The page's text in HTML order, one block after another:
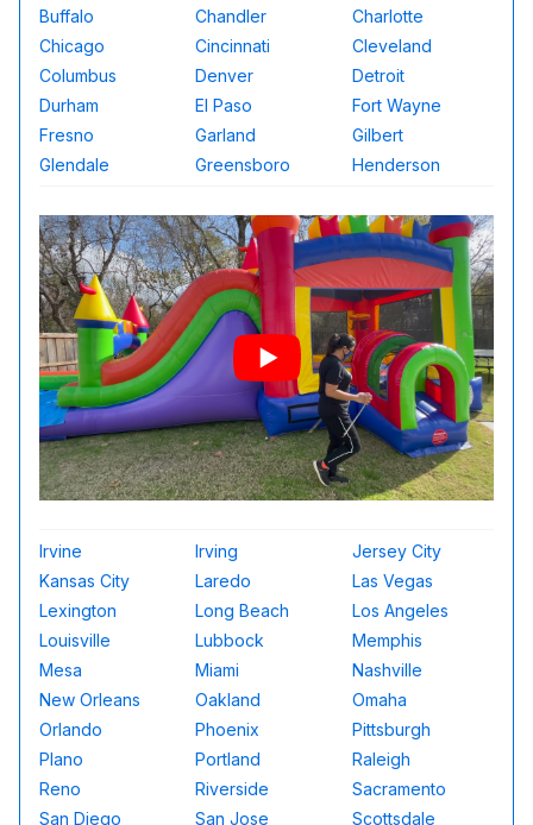
Buffalo
Chandler
Charlotte
Chicago
Cincinnati
Cleveland
Columbus
Denver
Detroit
Durham
El Paso
Fort Wayne
Fresno
Garland
Gilbert
Glendale
Greensboro Henderson
Irvine Irving
Jersey City
Kansas City
Laredo
Las Vegas
Lexington
Long Beach
Los Angeles
Louisville
Lubbock
Memphis
Mesa
Miami
Nashville
New Orleans
Oakland
Omaha
Orlando
Phoenix
Pittsburgh
Plano
Portland
Raleigh
Reno
Riverside
Sacramento
San Diego
San Jose Scottsdale